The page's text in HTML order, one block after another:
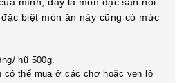
biệt món ăn này cũng có mức
hũ 500g.
có thể mua ở các chợ hoặc ven lộ